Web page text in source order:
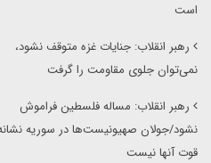
است
رهبر انقلاب: جنایات غزه متوقف نشود،
نمی‌توان جلوی مقاومت را گرفت
رهبر انقلاب: مساله فلسطین فراموش
نشود/جولان صهیونیست‌ها در سوریه
قوت آنها نیست